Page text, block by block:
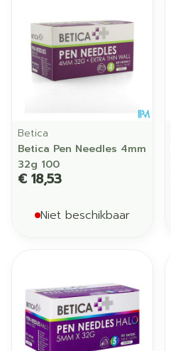
Betica
Betica Pen Needles 4mm
32g 100
€ 18,53
Niet beschikbaar